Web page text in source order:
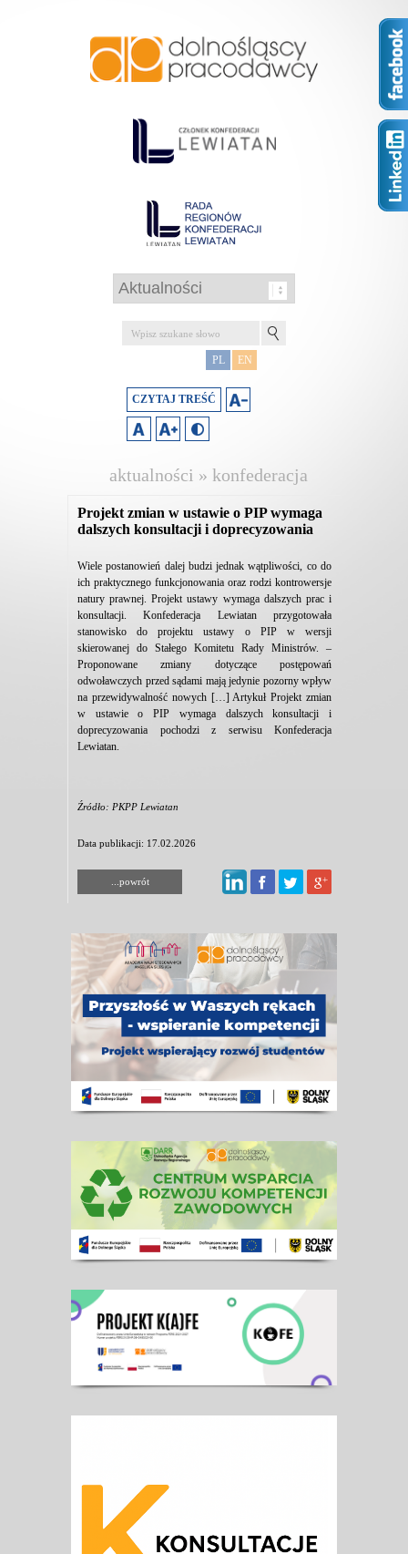
PL EN
CZYTAJ TREŚĆ
aktualności » konfederacja
Projekt zmian w ustawie o PIP wymaga
dalszych konsultacji i doprecyzowania
Wiele postanowień dalej budzi jednak wątpliwości, co do
ich praktycznego funkcjonowania oraz rodzi kontrowersje
natury prawnej. Projekt ustawy wymaga dalszych prac i
konsultacji. Konfederacja Lewiatan przygotowała
stanowisko do projektu ustawy o PIP w wersji
skierowanej do Stałego Komitetu Rady Ministrów. –
Proponowane zmiany dotyczące postępowań
odwoławczych przed sądami mają jedynie pozorny wpływ
na przewidywalność nowych […] Artykuł Projekt zmian
w ustawie o PIP wymaga dalszych konsultacji i
doprecyzowania pochodzi z serwisu Konfederacja
Lewiatan.
Źródło: PKPP Lewiatan
Data publikacji: 17.02.2026
...powrót